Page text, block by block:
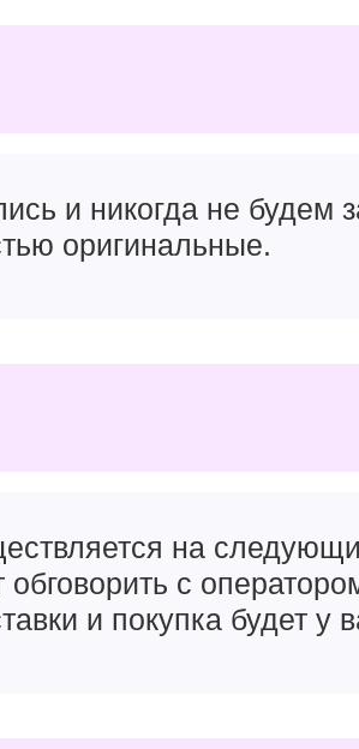
и никогда не будем
оригинальные.
на
с
и покупка будет у